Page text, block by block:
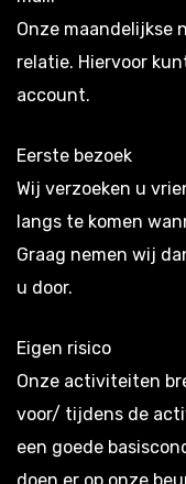
Onze maandelijkse
relatie. Hiervoor
account.
Eerste bezoek
Wij verzoeken u
langs te komen
Graag nemen wij
u door.
Eigen risico
Onze activiteiten
voor/ tijdens de
een goede